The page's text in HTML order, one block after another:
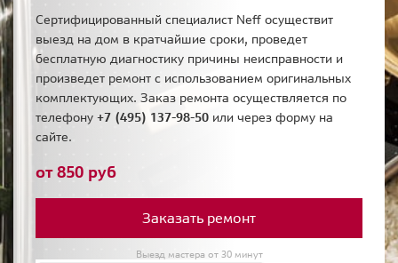
Сертифицированный специалист Neff осуществит
выезд на дом в кратчайшие сроки, проведет
бесплатную диагностику причины неисправности и
произведет ремонт с использованием оригинальных
комплектующих. Заказ ремонта осуществляется по
телефону +7 (495) 137-98-50 или через форму на
сайте.
от 850 руб
Заказать ремонт
Выезд мастера от 30 минут